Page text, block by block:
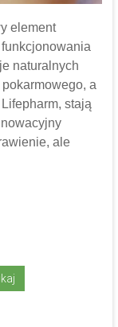
element
naturalnych
a
stają
ale